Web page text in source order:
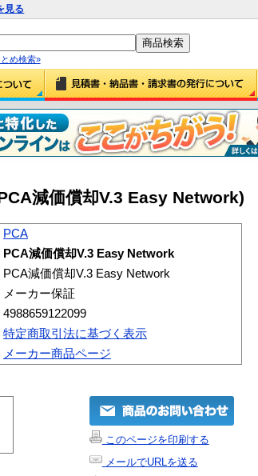
見る
め検索»
減価償却V.3 Easy Network)
PCA
PCA減価償却V.3 Easy Network
PCA減価償却V.3 Easy Network
メーカー保証
4988659122099
特定商取引法に基づく表示
メーカー商品ページ
このページを印刷する
メールでURLを送る